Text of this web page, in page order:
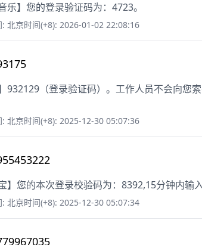
乐】您的登录验证码为：4723。
: 北京时间(+8): 2026-01-02 22:08:16
】932129（登录验证码）。工作人员不会向您
: 北京时间(+8): 2025-12-30 05:07:36
】您的本次登录校验码为：8392,15分钟内输入
: 北京时间(+8): 2025-12-30 05:07:34